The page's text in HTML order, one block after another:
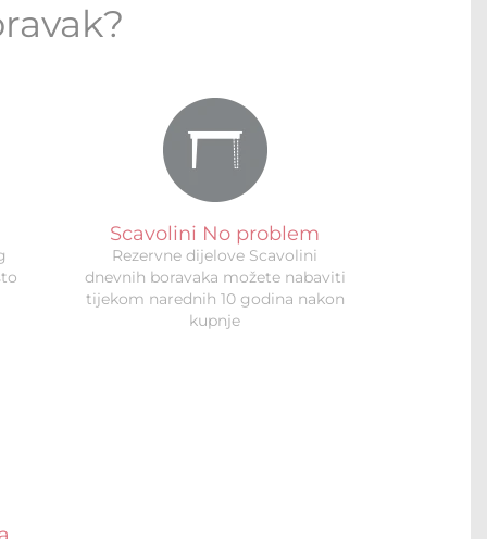
Scavolini No problem
Rezervne dijelove Scavolini
dnevnih boravaka možete nabaviti
tijekom narednih 10 godina nakon
kupnje